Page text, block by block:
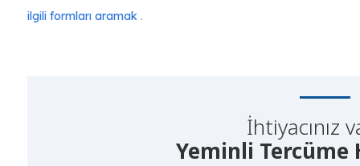
ilgili formları aramak .
İhtiyacınız
Yeminli Tercüme